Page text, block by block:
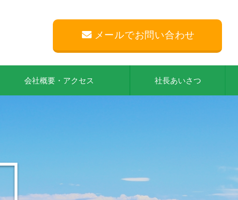
メールでお問い合わせ
会社概要・アクセス 社長あいさつ